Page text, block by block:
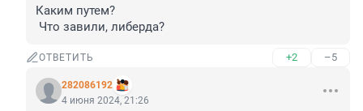
Каким путем?
Что завили, либерда?
ОТВЕТИТЬ +2 –5
282086192
4 июня 2024, 21:26